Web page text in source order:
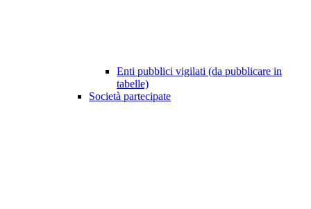
Enti pubblici vigilati (da pubblicare in
tabelle)
Società partecipate